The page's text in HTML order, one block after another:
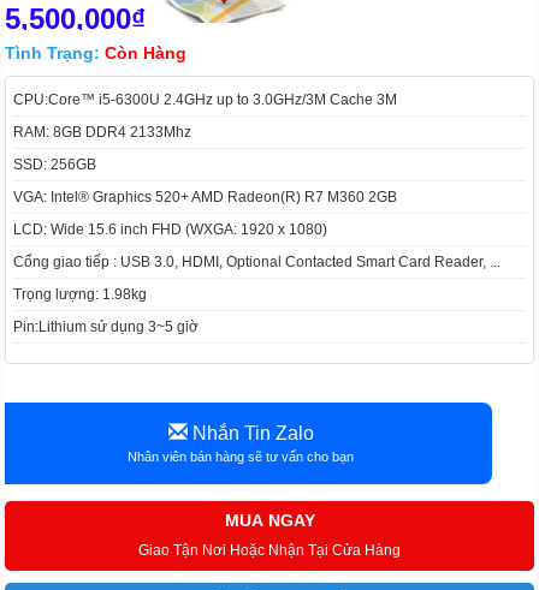
5,500,000₫
Tình Trạng: Còn Hàng
CPU:Core™ i5-6300U 2.4GHz up to 3.0GHz/3M Cache 3M
RAM: 8GB DDR4 2133Mhz
SSD: 256GB
VGA: Intel® Graphics 520+ AMD Radeon(R) R7 M360 2GB
LCD: Wide 15.6 inch FHD (WXGA: 1920 x 1080)
Cổng giao tiếp : USB 3.0, HDMI, Optional Contacted Smart Card Reader, ...
Trọng lượng: 1.98kg
Pin:Lithium sử dụng 3~5 giờ
Nhắn Tin Zalo
Nhân viên bán hàng sẽ tư vấn cho bạn
MUA NGAY
Giao Tận Nơi Hoặc Nhận Tại Cửa Hàng